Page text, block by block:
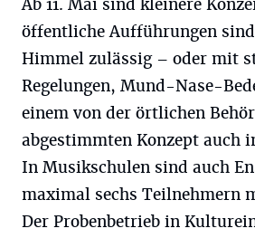
Ab 11. Mai sind kleinere
öffentliche Aufführungen
Himmel zulässig – oder mit
Regelungen, Mund-Nase-
einem von der örtlichen
abgestimmten Konzept auch
In Musikschulen sind auch
maximal sechs Teilnehmern
Der Probenbetrieb in